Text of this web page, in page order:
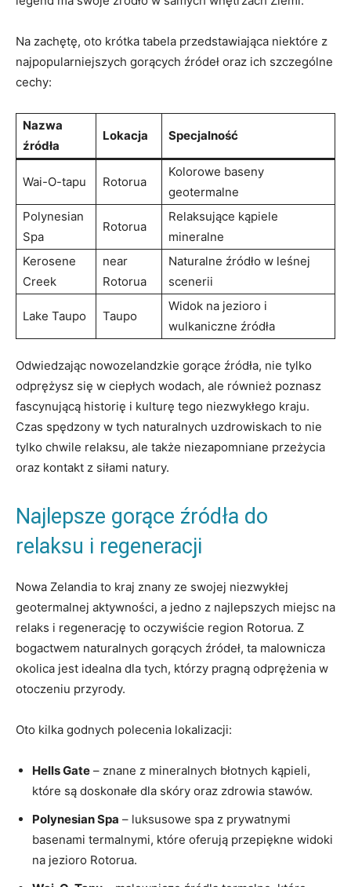
Na zachętę, oto krótka tabela przedstawiająca niektóre z
najpopularniejszych gorących źródeł oraz ich szczególne
cechy:
Nazwa
źródła
Lokacja Specjalność
Wai-O-tapu Rotorua
Kolorowe baseny
geotermalne
Polynesian
Spa
Rotorua
Relaksujące kąpiele
mineralne
Kerosene
Creek
near
Rotorua
Naturalne źródło w leśnej
scenerii
Lake Taupo Taupo
Widok na jezioro i
wulkaniczne źródła
Odwiedzając nowozelandzkie gorące źródła, nie tylko
odprężysz się w ciepłych wodach, ale również poznasz
fascynującą historię i kulturę tego niezwykłego kraju.
Czas spędzony w tych naturalnych uzdrowiskach to nie
tylko chwile relaksu, ale także niezapomniane przeżycia
oraz kontakt z siłami natury.
Najlepsze gorące źródła do
relaksu i regeneracji
Nowa Zelandia to kraj znany ze swojej niezwykłej
geotermalnej aktywności, a jedno z najlepszych miejsc na
relaks i regenerację to oczywiście region Rotorua. Z
bogactwem naturalnych gorących źródeł, ta malownicza
okolica jest idealna dla tych, którzy pragną odprężenia w
otoczeniu przyrody.
Oto kilka godnych polecenia lokalizacji:
Hells Gate – znane z mineralnych błotnych kąpieli,
które są doskonałe dla skóry oraz zdrowia stawów.
Polynesian Spa – luksusowe spa z prywatnymi
basenami termalnymi, które oferują przepiękne widoki
na jezioro Rotorua.